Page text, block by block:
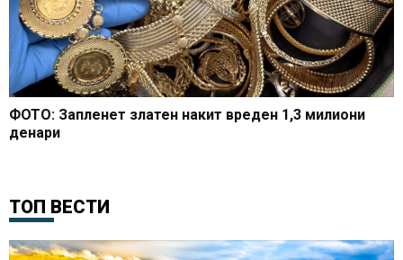
ФОТО: Запленет златен накит вреден 1,3 милиони
денари
ТОП ВЕСТИ